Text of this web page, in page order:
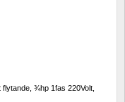
¾hp 1fas 220Volt,